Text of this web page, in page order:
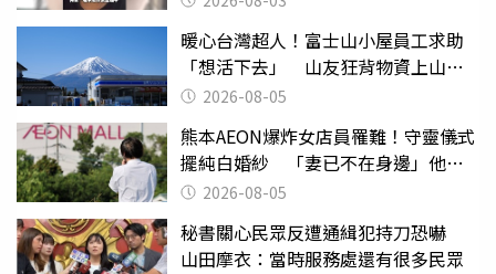
暖心台灣超人！富士山小屋員工求助
「想活下去」 山友狂背物資上山：
台灣真的是寶島
2026-08-05
熊本AEON爆炸女店員罹難！守靈儀式
擺純白婚紗 「妻已不在身邊」他淚
喊：無法想像
2026-08-05
秘書關心民眾反遭通緝犯持刀恐嚇
山田摩衣：當時服務處還有很多民眾